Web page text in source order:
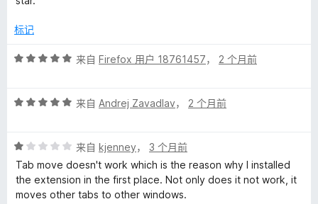
b
M
a
标记
评
/
来自 Firefox 用户 18761457， 2 个月前
评
/
5
来自 Andrej Zavadlav， 2 个月前
评
分
1
/
来自 kjenney， 3 个月前
Tab move doesn't work which is the reason why I installed
the extension in the first place. Not only does it not work, it
moves other tabs to other windows.